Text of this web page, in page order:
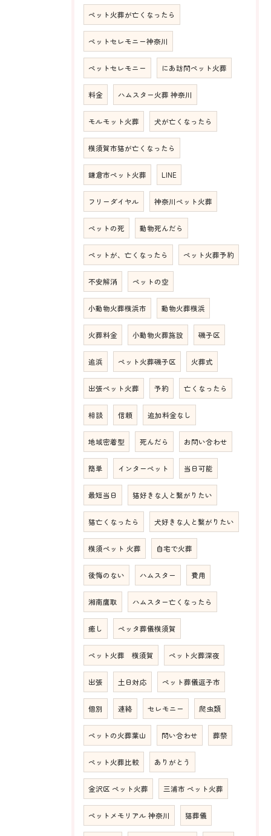
ペット火葬が亡くなったら
ペットセレモニー神奈川
ペットセレモニー にあ訪問ペット火葬
料金 ハムスター火葬 神奈川
モルモット火葬 犬が亡くなったら
横須賀市猫が亡くなったら
鎌倉市ペット火葬 LINE
フリーダイヤル 神奈川ペット火葬
ペットの死 動物死んだら
ペットが、亡くなったら ペット火葬予約
不安解消 ペットの空
小動物火葬横浜市 動物火葬横浜
火葬料金 小動物火葬施設 磯子区
追浜 ペット火葬磯子区 火葬式
出張ペット火葬 予約 亡くなったら
相談 信頼 追加料金なし
地域密着型 死んだら お問い合わせ
簡単 インターペット 当日可能
最短当日 猫好きな人と繋がりたい
猫亡くなったら 犬好きな人と繋がりたい
横須ペット 火葬 自宅で火葬
後悔のない ハムスター 費用
湘南鷹取 ハムスター亡くなったら
癒し ペッタ葬儀横須賀
ペット火葬 横須賀 ペット火葬深夜
出張 土日対応 ペット葬儀逗子市
個別 連絡 セレモニー 爬虫類
ペットの火葬葉山 問い合わせ 葬祭
ペット火葬比較 ありがとう
金沢区 ペット火葬 三浦市 ペット火葬
ペットメモリアル 神奈川 猫葬儀